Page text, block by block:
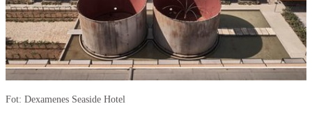
Fot: Dexamenes Seaside Hotel